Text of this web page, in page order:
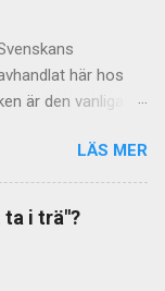
här hos
är den vanligaste
ni redan svaret,
ovan. Men
bokstaven e ? På
LÄS MER
ta i trä"?